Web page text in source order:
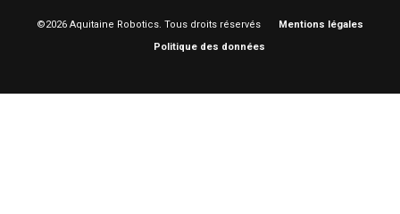
©2026 Aquitaine Robotics. Tous droits réservés
Mentions légales
Politique des données